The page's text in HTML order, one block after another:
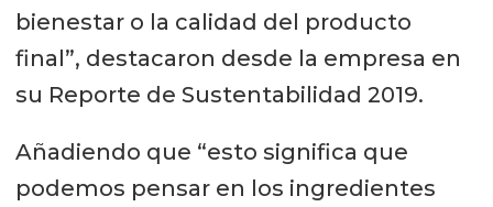
bienestar o la calidad del producto
final”, destacaron desde la empresa en
su Reporte de Sustentabilidad 2019.
Añadiendo que “esto significa que
podemos pensar en los ingredientes